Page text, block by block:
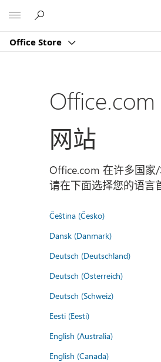
Office Store
网站
Office.com 在许多国家/
请在下面选择您的语言
Čeština (Česko)
Dansk (Danmark)
Deutsch (Deutschland)
Deutsch (Österreich)
Deutsch (Schweiz)
Eesti (Eesti)
English (Australia)
English (Canada)